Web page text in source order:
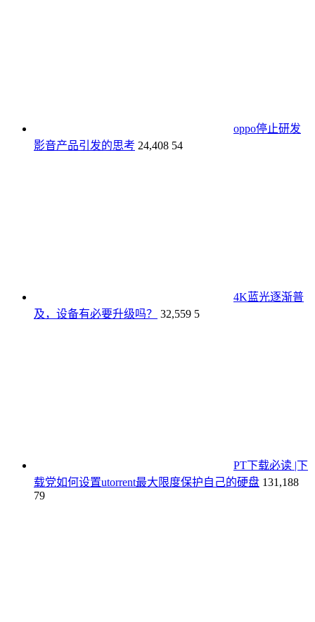
oppo停止研发
影音产品引发的思考 24,408 54
4K蓝光逐渐普
及，设备有必要升级吗？
32,559 5
PT下载必读 |下
载党如何设置utorrent最大限度保护自己的硬盘 131,188
79